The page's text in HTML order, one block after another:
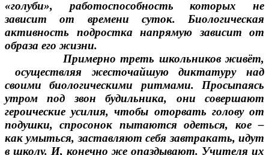
«голуби», работоспособность которых не
зависит от времени суток. Биологическая
активность подростка напрямую зависит от
образа его жизни.
Примерно треть школьников живёт,
осуществляя жесточайшую диктатуру над
своими биологическими ритмами. Просыпаясь
утром под звон будильника, они совершают
героические усилия, чтобы оторвать голову от
подушки, спросонок пытаются одеться, кое –
как умыться, заставляют себя завтракать, идут
в школу. И, конечно же опаздывают. Учителя их